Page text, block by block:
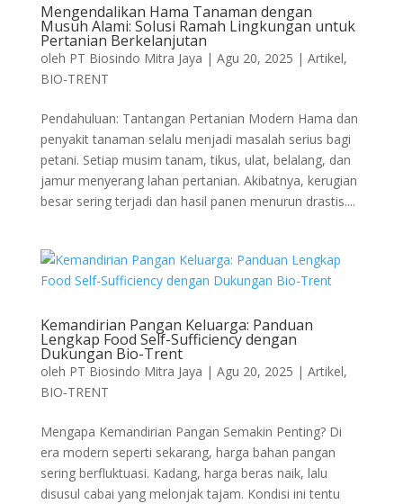
Mengendalikan Hama Tanaman dengan
Musuh Alami: Solusi Ramah Lingkungan untuk
Pertanian Berkelanjutan
oleh PT Biosindo Mitra Jaya | Agu 20, 2025 | Artikel,
BIO-TRENT
Pendahuluan: Tantangan Pertanian Modern Hama dan
penyakit tanaman selalu menjadi masalah serius bagi
petani. Setiap musim tanam, tikus, ulat, belalang, dan
jamur menyerang lahan pertanian. Akibatnya, kerugian
besar sering terjadi dan hasil panen menurun drastis....
Kemandirian Pangan Keluarga: Panduan
Lengkap Food Self-Sufficiency dengan
Dukungan Bio-Trent
oleh PT Biosindo Mitra Jaya | Agu 20, 2025 | Artikel,
BIO-TRENT
Mengapa Kemandirian Pangan Semakin Penting? Di
era modern seperti sekarang, harga bahan pangan
sering berfluktuasi. Kadang, harga beras naik, lalu
disusul cabai yang melonjak tajam. Kondisi ini tentu